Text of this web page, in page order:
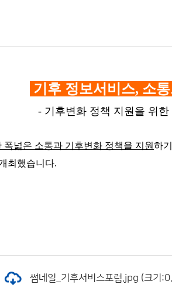
기후 정보서비스, 소
- 기후변화 정책 지원을 위한
폭넓은 소통과 기후변화 정책을 지원하
최했습니다.
썸네일_기후서비스포럼.jpg (크기